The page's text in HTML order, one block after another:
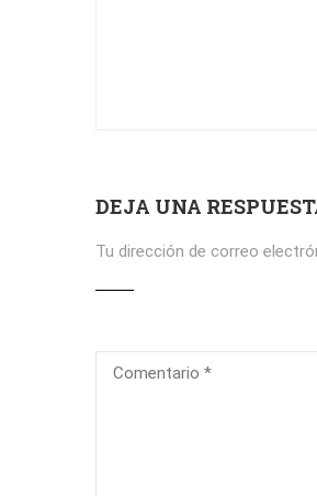
DEJA UNA
Tu dirección de correo